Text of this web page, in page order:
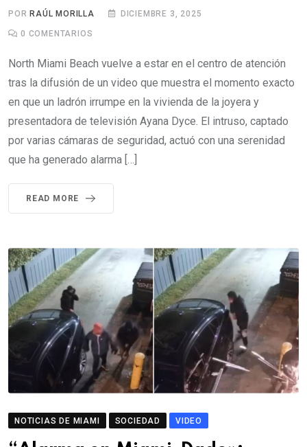
PORRAÚL MORILLA DICIEMBRE 3, 2025
0 COMENTARIOS
North Miami Beach vuelve a estar en el centro de atención
tras la difusión de un video que muestra el momento exacto
en que un ladrón irrumpe en la vivienda de la joyera y
presentadora de televisión Ayana Dyce. El intruso, captado
por varias cámaras de seguridad, actuó con una serenidad
que ha generado alarma […]
READ MORE
NOTICIAS DE MIAMI SOCIEDAD VIDEO